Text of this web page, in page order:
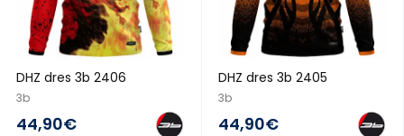
DHZ dres 3b 2406
3b
44,90€
DHZ dres 3b 2405
3b
44,90€